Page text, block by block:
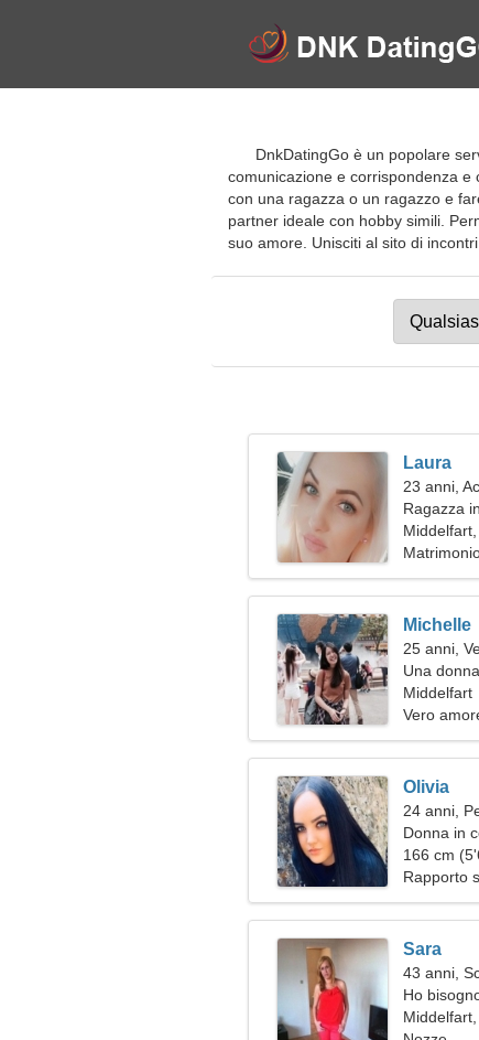
DnkDatingGo è un popolare
comunicazione e corrispondenza
con una ragazza o un ragazzo e
partner ideale con hobby simili.
suo amore. Unisciti al sito di
Laura
23 anni,
Ragazza
Michelle
25 anni,
Una
vera
Middelfart
Vero
Olivia
24 anni,
Donna in
166 cm
Rapporto
Sara
43 anni,
Ho